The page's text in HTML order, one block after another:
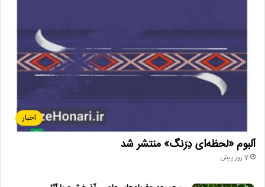
نادر_نیک‌نژاد
اخبار
آلبوم «لحظه‌ای دِرَنگ» منتشر شد
7 روز پیش